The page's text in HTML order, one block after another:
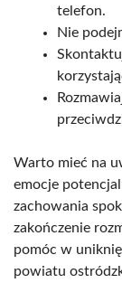
telefon.
Nie
Warto mieć na
emocje
zachowania
zakończenie
pomóc w
powiatu